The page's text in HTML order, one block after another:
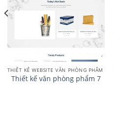
THIẾT KẾ WEBSITE VĂN PHÒNG PHẨM
Thiết kế văn phòng phẩm 7